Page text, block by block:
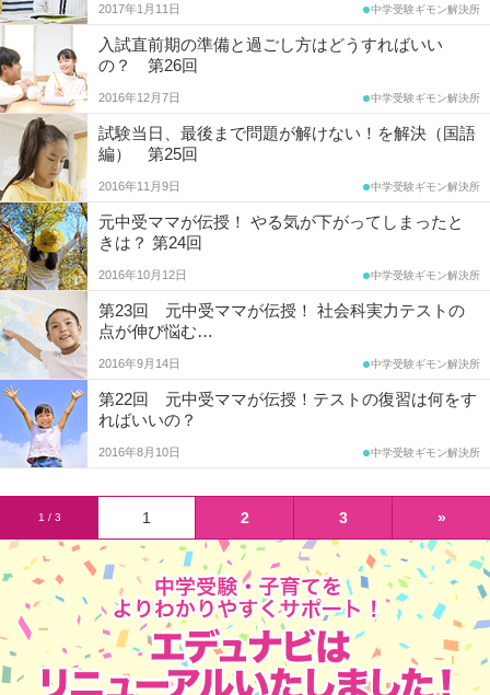
ュ
ナ
ビ
2017年1月11日 中学受験ギモン解決所
入試直前期の準備と過ごし方はどうすればいい
の？ 第26回
2016年12月7日 中学受験ギモン解決所
試験当日、最後まで問題が解けない！を解決（国語
編） 第25回
2016年11月9日 中学受験ギモン解決所
元中受ママが伝授！ やる気が下がってしまったと
きは？ 第24回
2016年10月12日 中学受験ギモン解決所
第23回 元中受ママが伝授！ 社会科実力テストの
点が伸び悩む…
2016年9月14日 中学受験ギモン解決所
第22回 元中受ママが伝授！テストの復習は何をす
ればいいの？
2016年8月10日 中学受験ギモン解決所
1 / 3 1 2 3 »